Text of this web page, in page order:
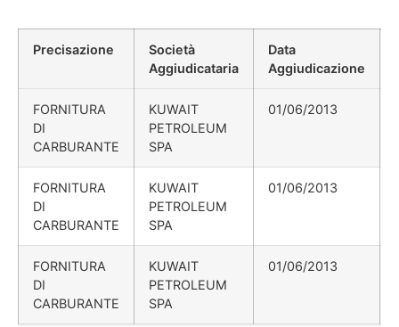
Precisazione
Società
Aggiudicataria
Data
Aggiudicazione
FORNITURA
DI
CARBURANTE
KUWAIT
PETROLEUM
SPA
01/06/2013
FORNITURA
DI
CARBURANTE
KUWAIT
PETROLEUM
SPA
01/06/2013
FORNITURA
DI
CARBURANTE
KUWAIT
PETROLEUM
SPA
01/06/2013